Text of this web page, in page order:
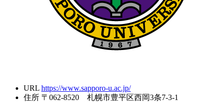
URL https://www.sapporo-u.ac.jp/
住所 〒062-8520 札幌市豊平区西岡3条7-3-1